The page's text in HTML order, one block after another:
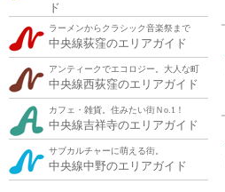
ド
ラーメンからクラシック音楽祭まで
中央線荻窪のエリアガイド
アンティークでエコロジー。大人な町
中央線西荻窪のエリアガイド
カフェ・雑貨。住みたい街Ｎo.1！
中央線吉祥寺のエリアガイド
サブカルチャーに萌える街。
中央線中野のエリアガイド